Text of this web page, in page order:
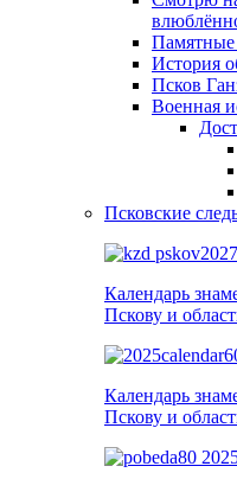
Памятные
История
Псков
Военная
Псковские
Календарь
Пскову и
Календарь
Пскову и